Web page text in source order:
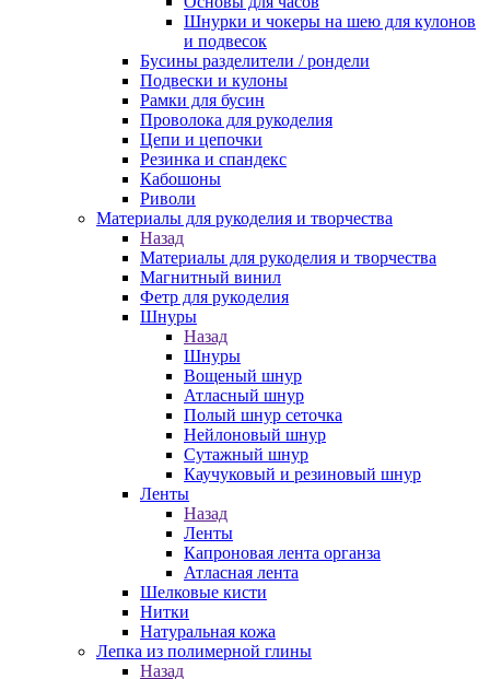
Шнурки и чокеры на шею для кулонов
и подвесок
Бусины разделители / рондели
Подвески и кулоны
Рамки для бусин
Проволока для рукоделия
Цепи и цепочки
Резинка и спандекс
Кабошоны
Риволи
Материалы для рукоделия и творчества
Назад
Материалы для рукоделия и творчества
Магнитный винил
Фетр для рукоделия
Шнуры
Назад
Шнуры
Вощеный шнур
Атласный шнур
Полый шнур сеточка
Нейлоновый шнур
Сутажный шнур
Каучуковый и резиновый шнур
Ленты
Назад
Ленты
Капроновая лента органза
Атласная лента
Шелковые кисти
Нитки
Натуральная кожа
Лепка из полимерной глины
Назад